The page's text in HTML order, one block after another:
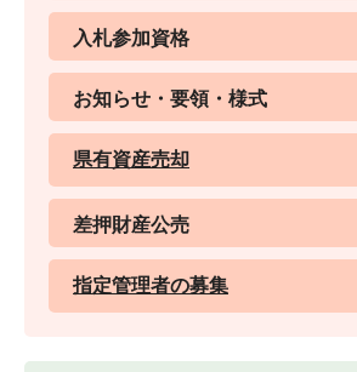
入札参加資格
お知らせ・要領・様式
県有資産売却
差押財産公売
指定管理者の募集